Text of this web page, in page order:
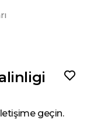
geçin.